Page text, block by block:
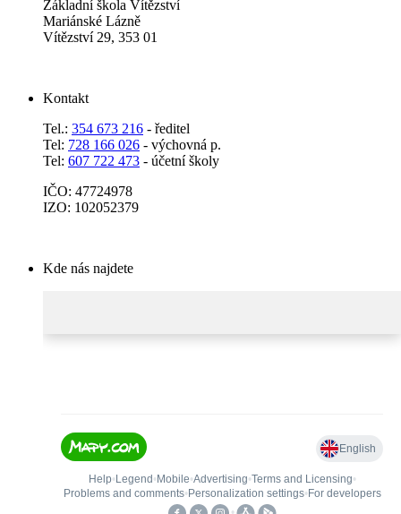
Základní škola Vítězství
Mariánské Lázně
Vítězství 29, 353 01
Kontakt
Tel.: 354 673 216 - ředitel
Tel: 728 166 026 - výchovná p.
Tel: 607 722 473 - účetní školy
IČO: 47724978
IZO: 102052379
Kde nás najdete